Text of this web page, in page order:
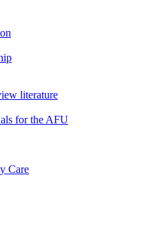
literature
for the AFU
Care